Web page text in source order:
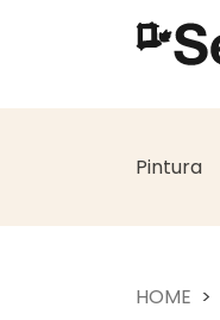
Pintura
HOME